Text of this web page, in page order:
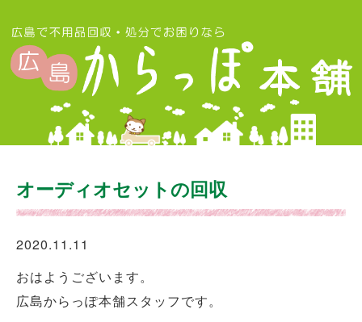
オーディオセットの回収
2020.11.11
おはようございます。
広島からっぽ本舗スタッフです。